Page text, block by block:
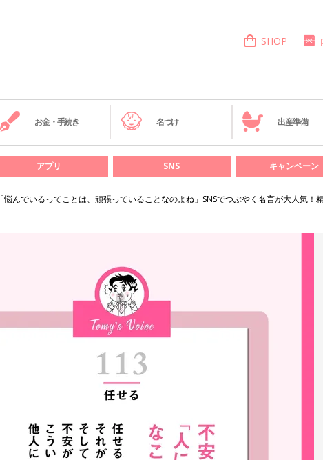
SHOP
お金・手続き 名づけ 出産準備
アプリ SNS キャンペーン
「悩んでいるってことは、頑張っていることなのよね」SNSでつぶやく名言が大人気